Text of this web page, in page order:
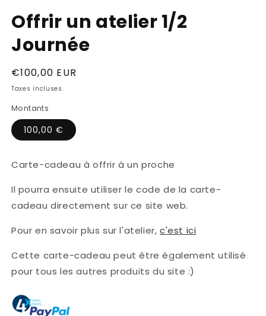
média
1
dans
une
Offrir un atelier 1/2
Journée
Prix
habituel
€100,00 EUR
Taxes incluses.
Montants
100,00 €
Carte-cadeau à offrir à un proche
Il pourra ensuite utiliser le code de la carte-
cadeau directement sur ce site web.
Pour en savoir plus sur l'atelier,c'est ici
Cette carte-cadeau peut être également utilisé
pour tous les autres produits du site :)